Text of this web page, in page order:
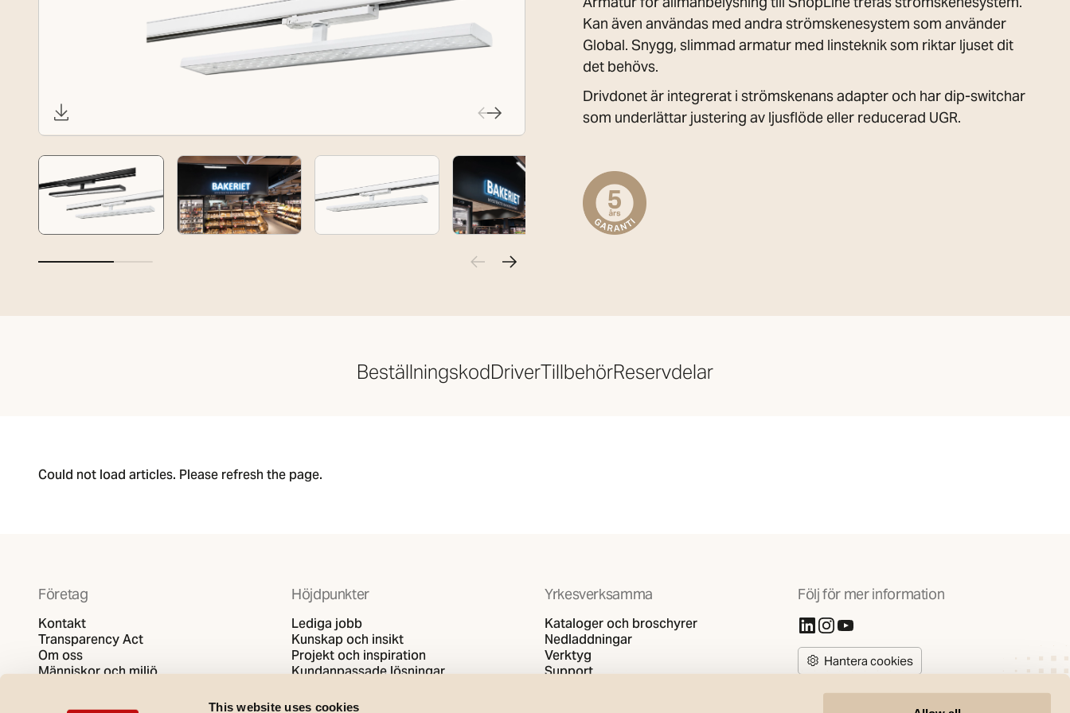
This website uses cookies
Kan även användas med andra strömskenesystem som använder
Global. Snygg, slimmad armatur med linsteknik som riktar ljuset dit
det behövs.
Drivdonet är integrerat i strömskenans adapter och har dip-switchar
som underlättar justering av ljusflöde eller reducerad UGR.
BeställningskodDriverTillbehörReservdelar
Could not load articles. Please refresh the page.
Företag
Kontakt
Transparency Act
Om oss
Människor och miljö
Höjdpunkter
Lediga jobb
Kunskap och insikt
Projekt och inspiration
Kundanpassade lösningar
Yrkesverksamma
Kataloger och broschyrer
Nedladdningar
Verktyg
Support
Följ för mer information
(Öppnas i ny flik)
(Öppnas i ny flik)
(Öppnas i ny flik)
Hantera cookies